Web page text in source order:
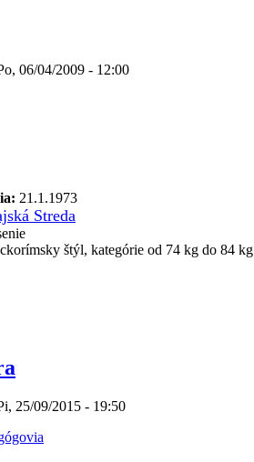
06/04/2009 - 12:00
21.1.1973
Streda
štýl, kategórie od 74 kg do 84 kg
25/09/2015 - 19:50